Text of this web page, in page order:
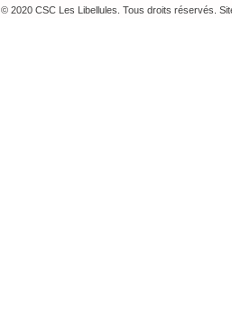
© 2020 CSC Les Libellules. Tous droits réservés.